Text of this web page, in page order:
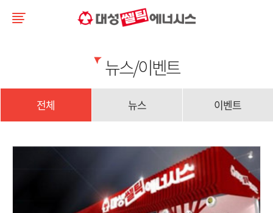
뉴스/이벤트
전체 뉴스 이벤트